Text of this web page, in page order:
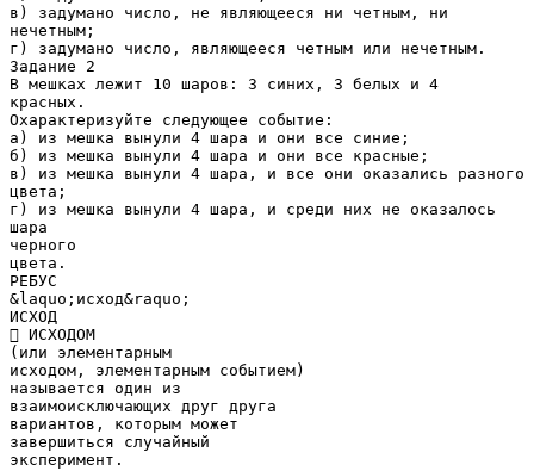
в) задумано число, не являющееся ни четным, ни
нечетным;
г) задумано число, являющееся четным или нечетным.
Задание 2
В мешках лежит 10 шаров: 3 синих, 3 белых и 4
красных.
Охарактеризуйте следующее событие:
а) из мешка вынули 4 шара и они все синие;
б) из мешка вынули 4 шара и они все красные;
в) из мешка вынули 4 шара, и все они оказались разного
цвета;
г) из мешка вынули 4 шара, и среди них не оказалось
шара
черного
цвета.
РЕБУС
&laquo;исход&raquo;
ИСХОД
 ИСХОДОМ
(или элементарным
исходом, элементарным событием)
называется один из
взаимоисключающих друг друга
вариантов, которым может
завершиться случайный
эксперимент.